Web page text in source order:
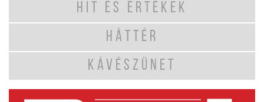
HIT ÉS ÉRTÉKEK
HÁTTÉR
KÁVÉSZÜNET